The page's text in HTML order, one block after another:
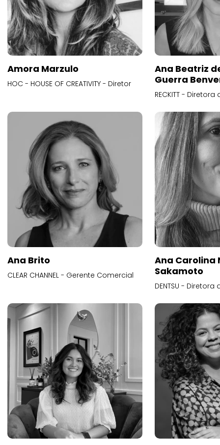
Amora Marzulo
HOC - HOUSE OF CREATIVITY - Diretor
Ana Beatriz
Guerra
RECKITT -
Ana Brito
CLEAR CHANNEL - Gerente Comercial
Ana Carolina
Sakamoto
DENTSU -